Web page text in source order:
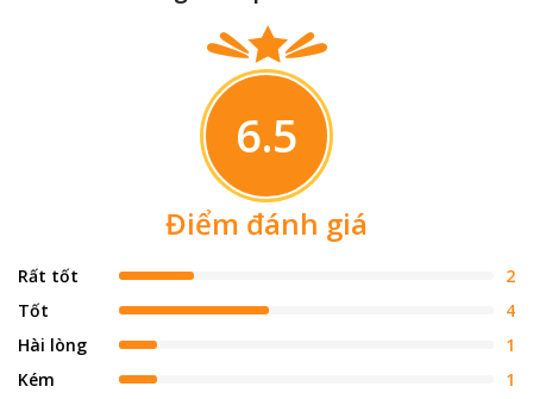
6.5
Điểm đánh giá
Rất tốt
2
Tốt
4
Hài lòng
1
Kém
1